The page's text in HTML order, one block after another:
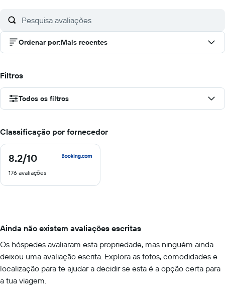
Ordenar por:Mais recentes
Filtros
Todos os filtros
Classificação por fornecedor
8.2/10
8.2
10
176 avaliações
Ainda não existem avaliações escritas
Os hóspedes avaliaram esta propriedade, mas ninguém ainda
deixou uma avaliação escrita. Explora as fotos, comodidades e
localização para te ajudar a decidir se esta é a opção certa para
a tua viagem.